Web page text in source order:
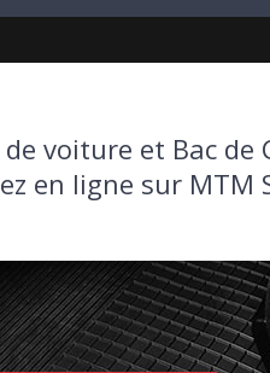
voiture et Bac de
en ligne sur MTM